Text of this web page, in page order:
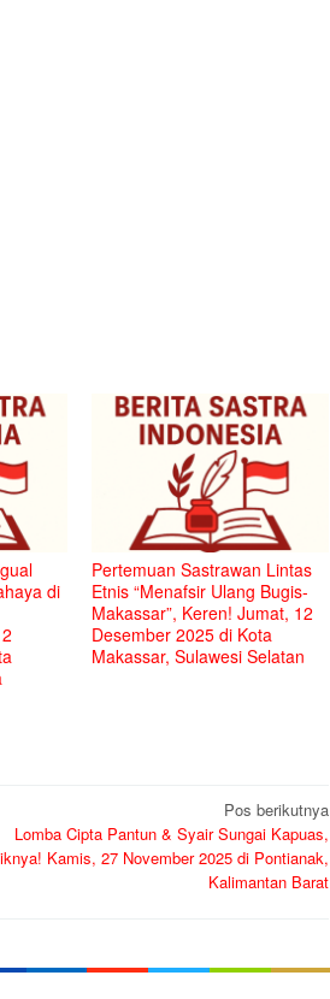
di
Pertemuan Sastrawan Lintas
Etnis “Menafsir Ulang Bugis-
Makassar”, Keren! Jumat, 12
Desember 2025 di Kota
Makassar, Sulawesi Selatan
Pos berikutnya
Lomba Cipta Pantun & Syair Sungai Kapuas,
Kamis, 27 November 2025 di Pontianak,
Kalimantan Barat